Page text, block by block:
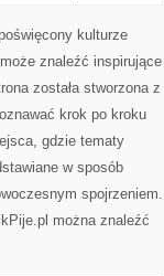
kulturze
znaleźć inspirujące
została stworzona z
krok po kroku
gdzie tematy
w sposób
spojrzeniem.
można znaleźć